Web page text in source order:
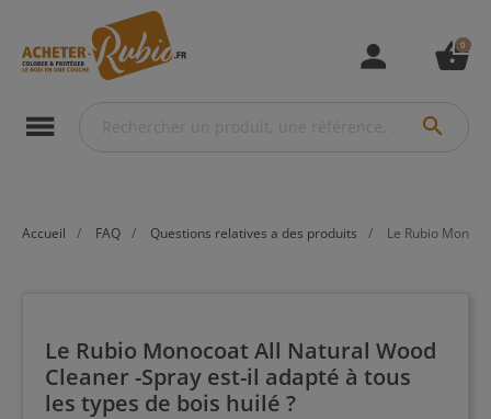
person shopping_basket
0
menu search
Accueil FAQ Questions relatives a des produits Le Rubio
Le Rubio Monocoat All Natural Wood
Cleaner -Spray est-il adapté à tous
les types de bois huilé ?